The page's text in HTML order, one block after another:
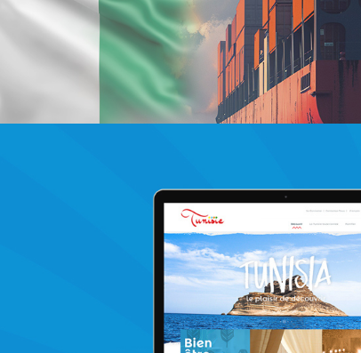
Stratégie Social Media
Activation digitale & média
Applications Mobiles
Web, Intranet et Extranet
Brand Content